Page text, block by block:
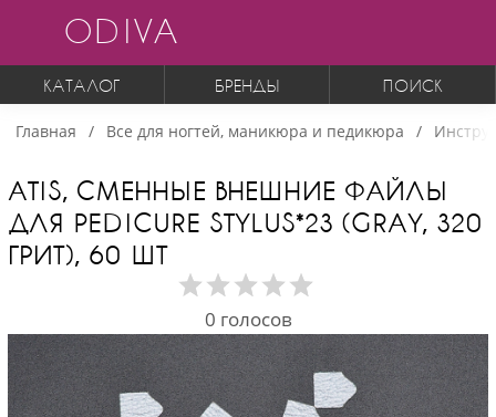
ODIVA
КАТАЛОГ БРЕНДЫ ПОИСК
Главная Все для ногтей, маникюра и педикюра
ATIS, СМЕННЫЕ ВНЕШНИЕ ФАЙЛЫ
ДЛЯ PEDICURE STYLUS*23 (GRAY, 320
ГРИТ), 60 ШТ
0 голосов